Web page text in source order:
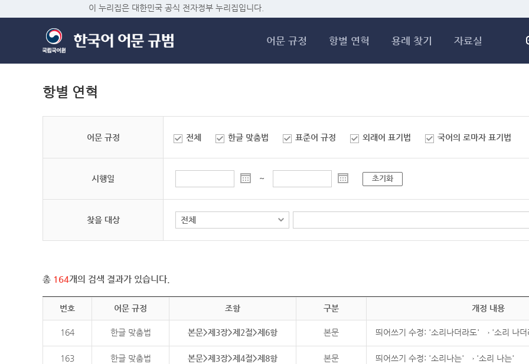
이 누리집은 대한민국 공식 전자정부 누리집입니다.
어문 규정 항별 연혁 용례 찾기 자료실
항별 연혁
어문 규정 전체 한글 맞춤법 표준어 규정 외래어 표기법 국어의 로마자 표기법
시행일 ~ 초기화
찾을 대상
총 164개의 검색 결과가 있습니다.
번호 어문 규정 조항 구분 개정 내용
164 한글 맞춤법 본문>제3장>제2절>제6항 본문 띄어쓰기 수정: '소리나더라도' → '소리 나더
163 한글 맞춤법 본문>제3장>제4절>제8항 본문 띄어쓰기 수정: '소리나는' → '소리 나는'